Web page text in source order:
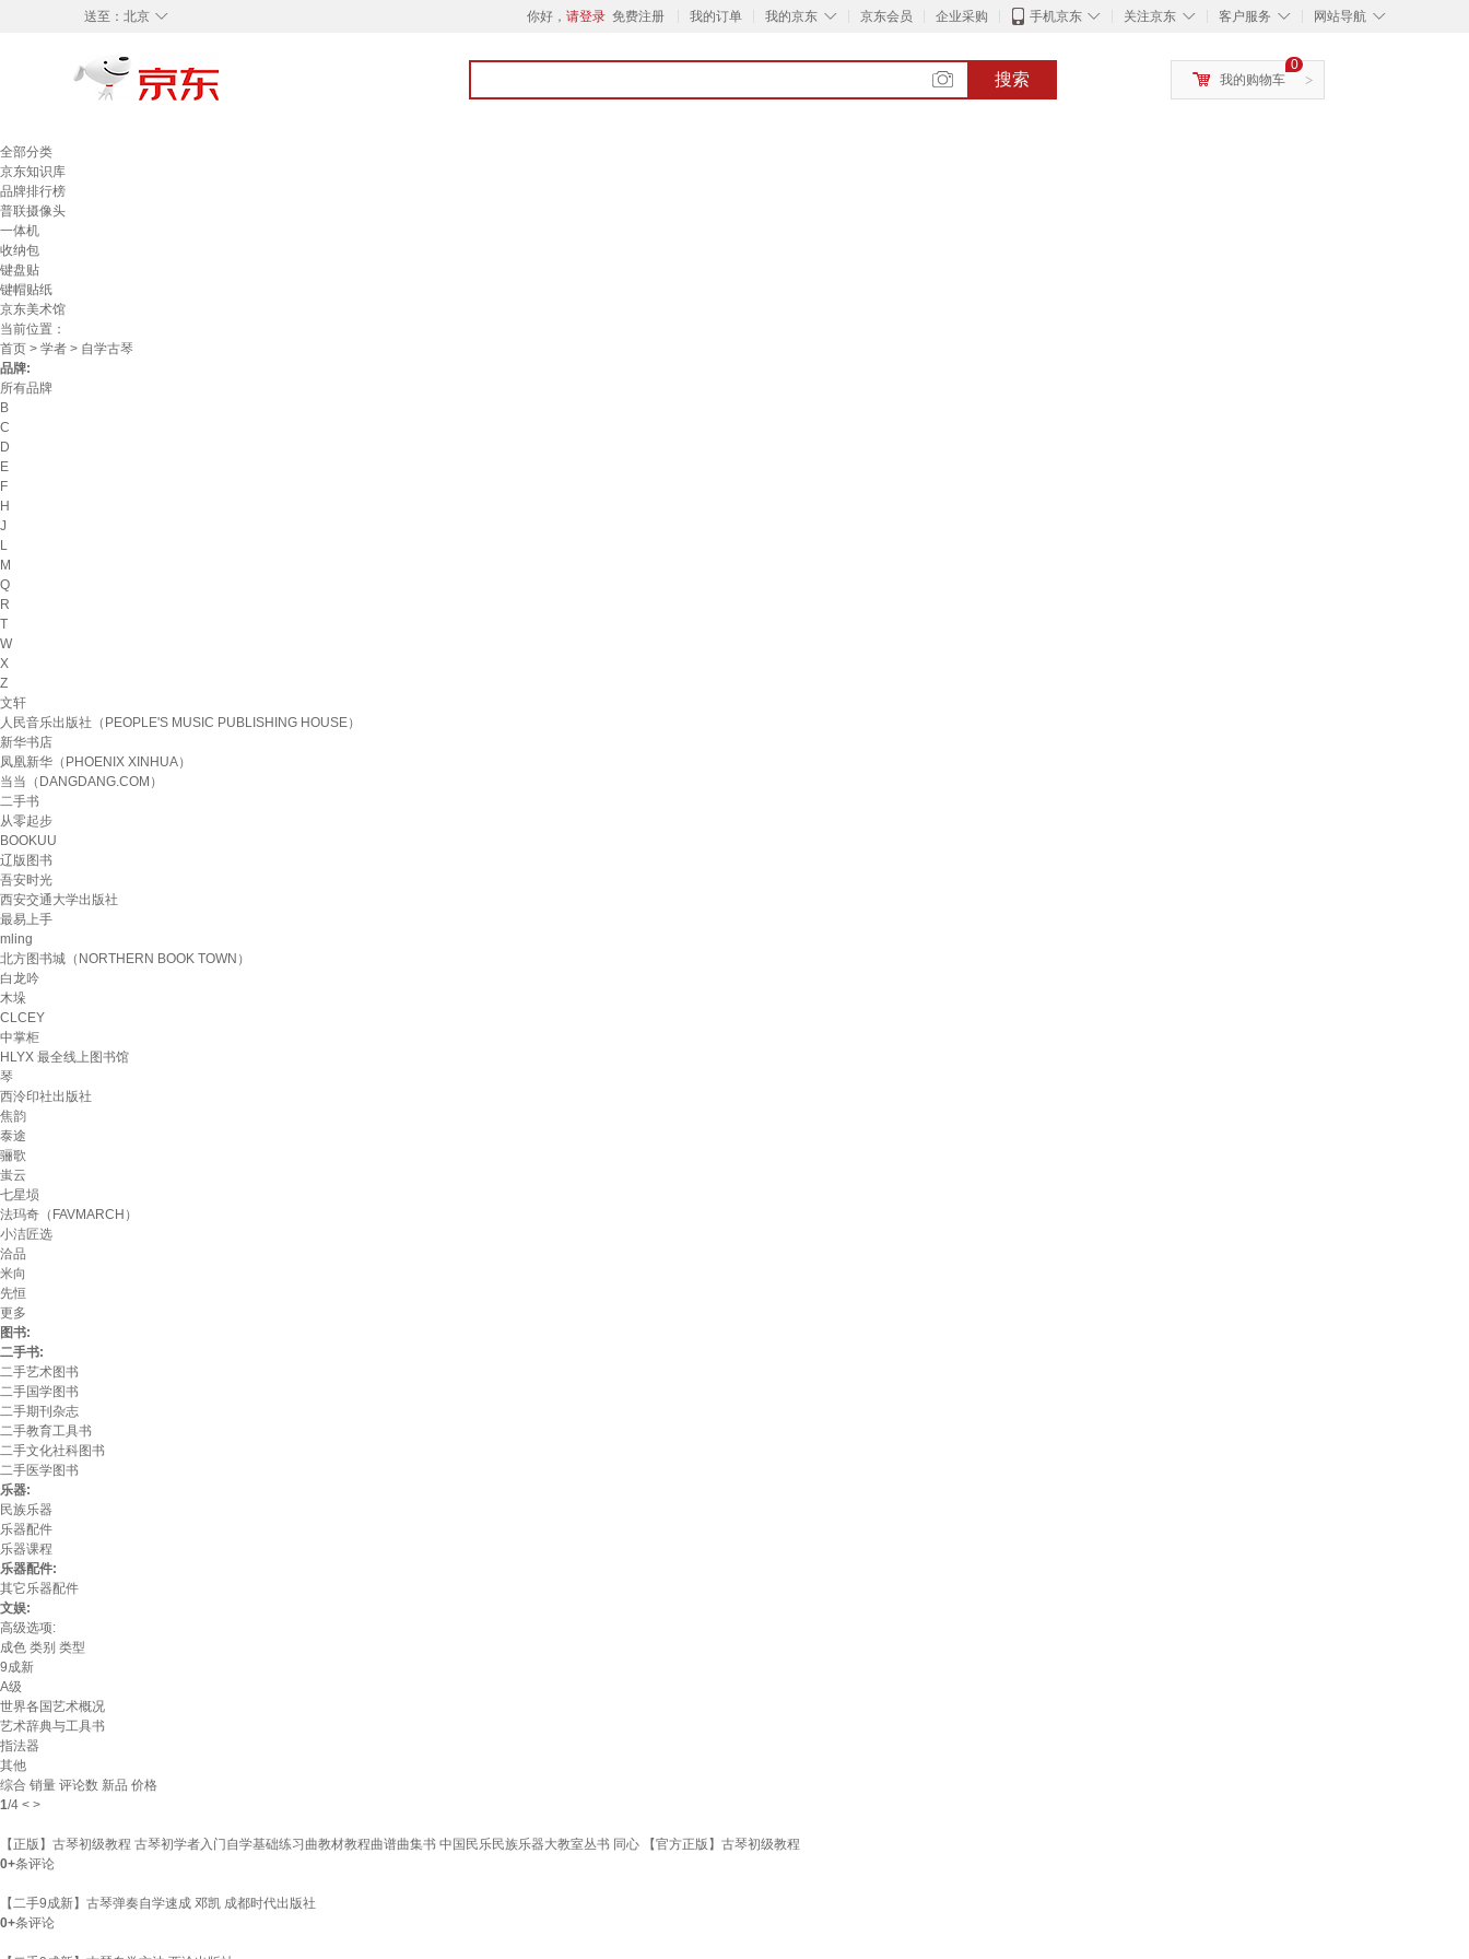
◇
送至： 北京 你好， 请登录 免费注册 我的订单 ◇
我的京东 京东会员 企业采购 ◇
手机京东 ◇
关注京东 ◇
客户服务 ◇
网站导航
搜索 >
0
我的购物车
全部分类
京东知识库
品牌排行榜
普联摄像头
一体机
收纳包
键盘贴
键帽贴纸
京东美术馆
当前位置：
首页 > 学者 > 自学古琴
品牌:
所有品牌
B
C
D
E
F
H
J
L
M
Q
R
T
W
X
Z
文轩
人民音乐出版社（PEOPLE'S MUSIC PUBLISHING HOUSE）
新华书店
凤凰新华（PHOENIX XINHUA）
当当（DANGDANG.COM）
二手书
从零起步
BOOKUU
辽版图书
吾安时光
西安交通大学出版社
最易上手
mling
北方图书城（NORTHERN BOOK TOWN）
白龙吟
木垛
CLCEY
中掌柜
HLYX 最全线上图书馆
琴
西泠印社出版社
焦韵
泰途
骊歌
蚩云
七星埙
法玛奇（FAVMARCH）
小洁匠选
洽品
米向
先恒
更多
图书:
二手书:
二手艺术图书
二手国学图书
二手期刊杂志
二手教育工具书
二手文化社科图书
二手医学图书
乐器:
民族乐器
乐器配件
乐器课程
乐器配件:
其它乐器配件
文娱:
高级选项:
成色 类别 类型
9成新
A级
世界各国艺术概况
艺术辞典与工具书
指法器
其他
综合 销量 评论数 新品 价格
1/4 < >
【正版】古琴初级教程 古琴初学者入门自学基础练习曲教材教程曲谱曲集书 中国民乐民族乐器大教室丛书 同心 【官方正版】古琴初级教程
0+条评论
【二手9成新】古琴弹奏自学速成 邓凯 成都时代出版社
0+条评论